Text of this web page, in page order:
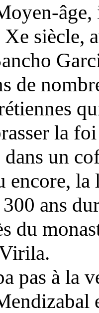
siècle,
de
la
dans un
encore,
300 ans
du
pas à la